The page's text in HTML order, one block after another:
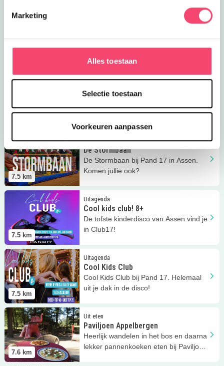
Marketing
Alles toestaan
Selectie toestaan
Voorkeuren aanpassen
Lees meer Kids Fun Assen
Uitagenda
Familiezondag
Lees meer Familiezondag
7.5 km
Uitagenda
De Stormbaan
De Stormbaan bij Pand 17 in Assen.
Komen jullie ook?
7.5 km
Uitagenda
Cool kids club! 8+
De tofste kinderdisco van Assen vind je
in Club17!
Lees meer Cool kids club! 8+
7.5 km
Uitagenda
Cool Kids Club
Cool Kids Club bij Pand 17. Helemaal
uit je dak in de disco!
Lees meer Cool Kids Club
7.6 km
Uit eten
Paviljoen Appelbergen
Heerlijk wandelen in het bos en daarna
lekker pannenkoeken eten bij Paviljoen
Lees meer Paviljoen Appelbergen